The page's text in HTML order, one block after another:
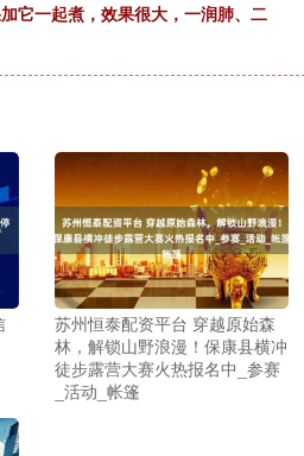
它一起煮，效果很大，一润肺、二
苏州恒泰配资平台 穿越原始森
林，解锁山野浪漫！保康县横冲
徒步露营大赛火热报名中_参赛
_活动_帐篷